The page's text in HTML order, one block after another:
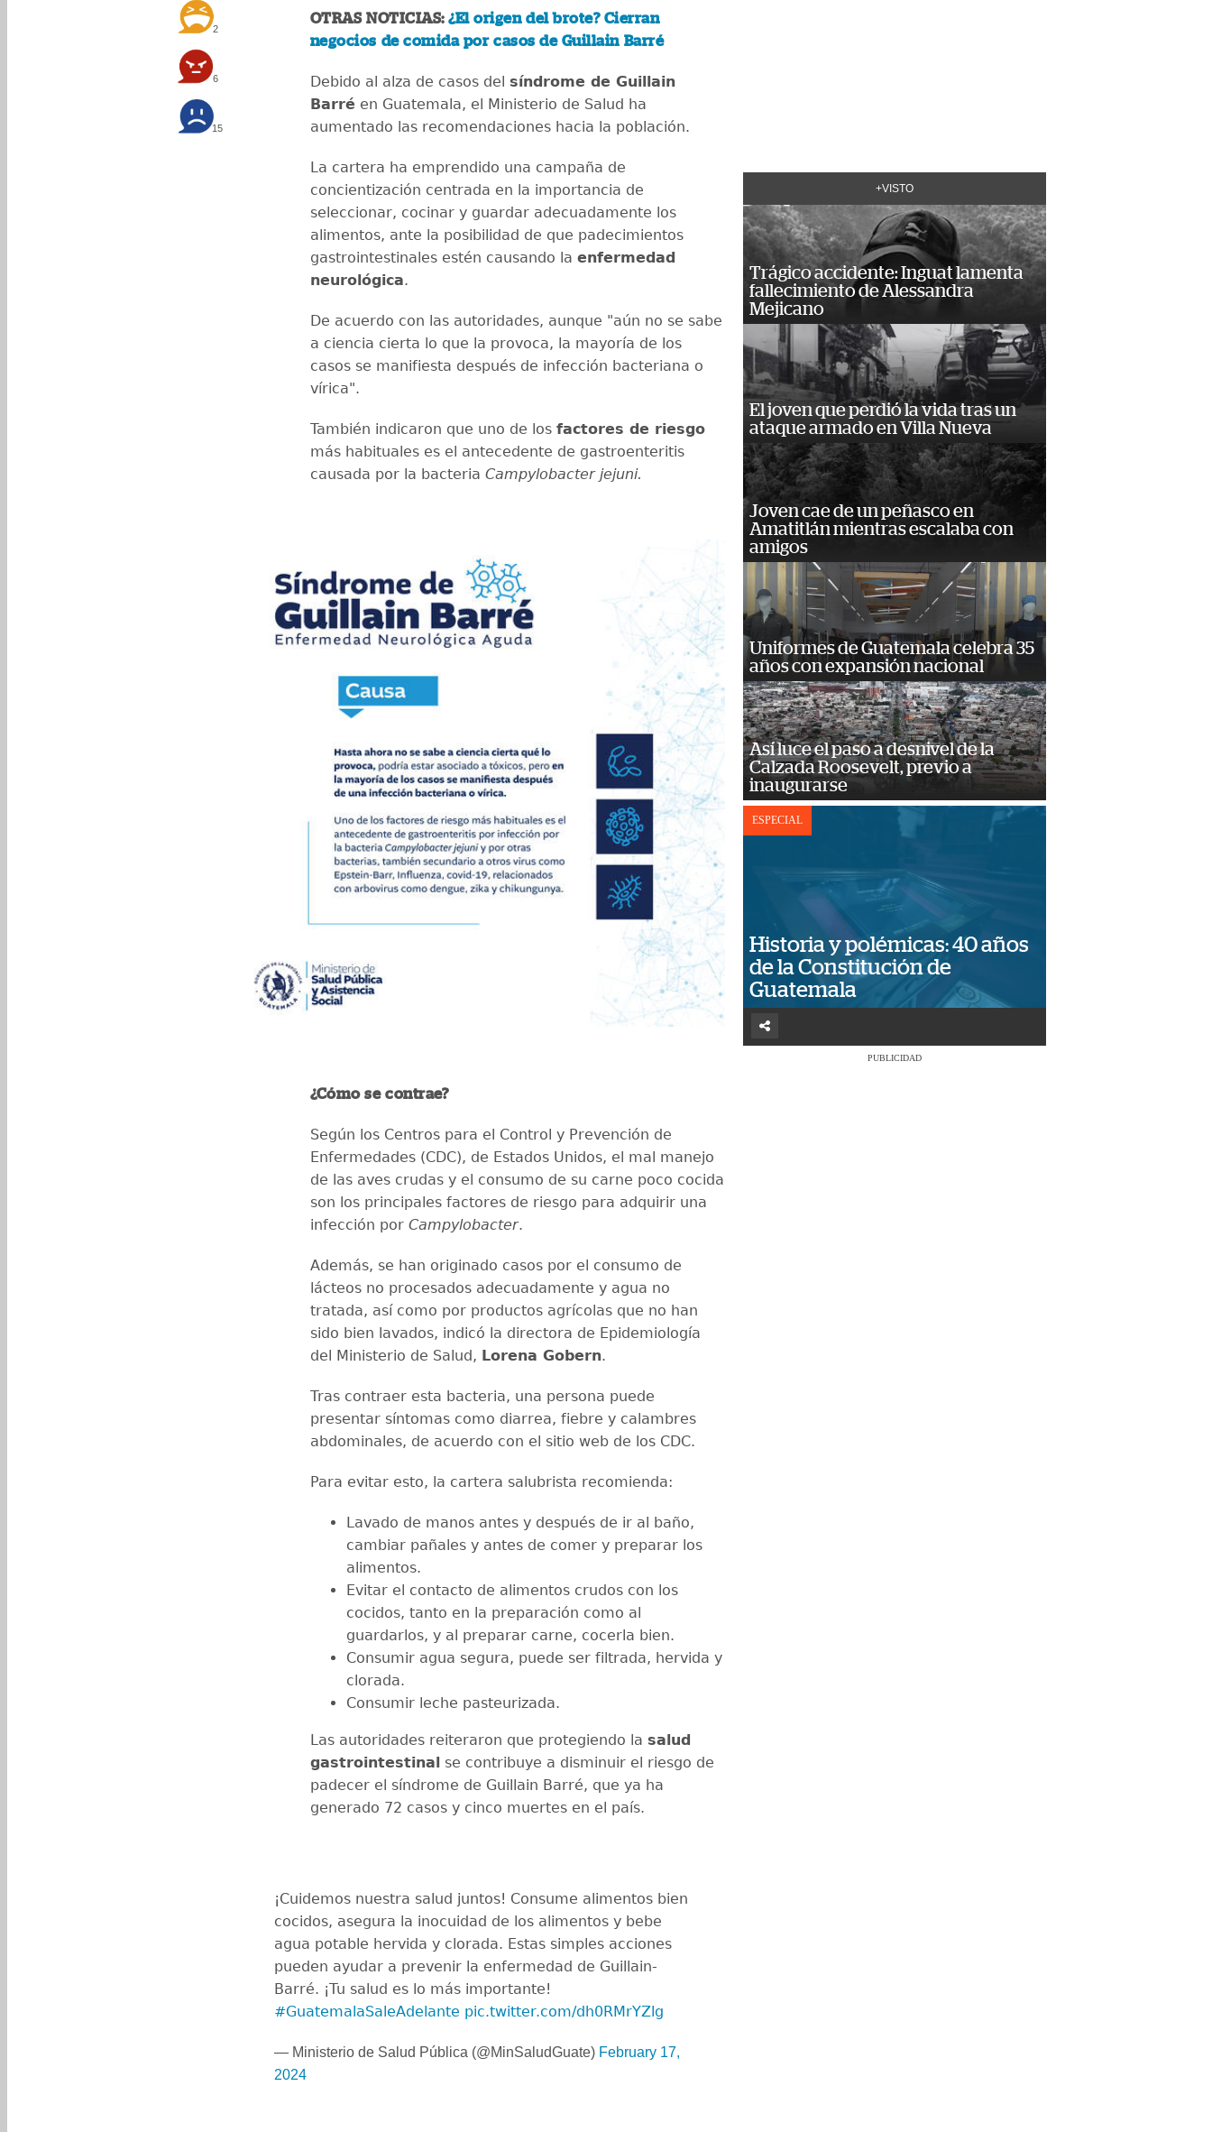
2
6
15
OTRAS NOTICIAS:¿El origen del brote? Cierran
negocios de comida por casos de Guillain Barré
Debido al alza de casos del síndrome de Guillain
Barré en Guatemala, el Ministerio de Salud ha
aumentado las recomendaciones hacia la población.
La cartera ha emprendido una campaña de
concientización centrada en la importancia de
seleccionar, cocinar y guardar adecuadamente los
alimentos, ante la posibilidad de que padecimientos
gastrointestinales estén causando la enfermedad
neurológica.
De acuerdo con las autoridades, aunque "aún no se sabe
a ciencia cierta lo que la provoca, la mayoría de los
casos se manifiesta después de infección bacteriana o
vírica".
También indicaron que uno de los factores de riesgo
más habituales es el antecedente de gastroenteritis
causada por la bacteria Campylobacter jejuni.
¿Cómo se contrae?
Según los Centros para el Control y Prevención de
Enfermedades (CDC), de Estados Unidos, el mal manejo
de las aves crudas y el consumo de su carne poco cocida
son los principales factores de riesgo para adquirir una
infección por Campylobacter.
Además, se han originado casos por el consumo de
lácteos no procesados adecuadamente y agua no
tratada, así como por productos agrícolas que no han
sido bien lavados, indicó la directora de Epidemiología
del Ministerio de Salud, Lorena Gobern.
Tras contraer esta bacteria, una persona puede
presentar síntomas como diarrea, fiebre y calambres
abdominales, de acuerdo con el sitio web de los CDC.
Para evitar esto, la cartera salubrista recomienda:
Lavado de manos antes y después de ir al baño,
cambiar pañales y antes de comer y preparar los
alimentos.
Evitar el contacto de alimentos crudos con los
cocidos, tanto en la preparación como al
guardarlos, y al preparar carne, cocerla bien.
Consumir agua segura, puede ser filtrada, hervida y
clorada.
Consumir leche pasteurizada.
Las autoridades reiteraron que protegiendo la salud
gastrointestinal se contribuye a disminuir el riesgo de
padecer el síndrome de Guillain Barré, que ya ha
generado 72 casos y cinco muertes en el país.
¡Cuidemos nuestra salud juntos! Consume alimentos bien
cocidos, asegura la inocuidad de los alimentos y bebe
agua potable hervida y clorada. Estas simples acciones
pueden ayudar a prevenir la enfermedad de Guillain-
Barré. ¡Tu salud es lo más importante!
#GuatemalaSaleAdelante pic.twitter.com/dh0RMrYZlg
— Ministerio de Salud Pública (@MinSaludGuate) February 17,
2024
+VISTO
Trágico accidente: Inguat lamenta
fallecimiento de Alessandra
Mejicano
El joven que perdió la vida tras un
ataque armado en Villa Nueva
Joven cae de un peñasco en
Amatitlán mientras escalaba con
amigos
Uniformes de Guatemala celebra 35
años con expansión nacional
Así luce el paso a desnivel de la
Calzada Roosevelt, previo a
inaugurarse
ESPECIAL
Historia y polémicas: 40 años
de la Constitución de
Guatemala
PUBLICIDAD